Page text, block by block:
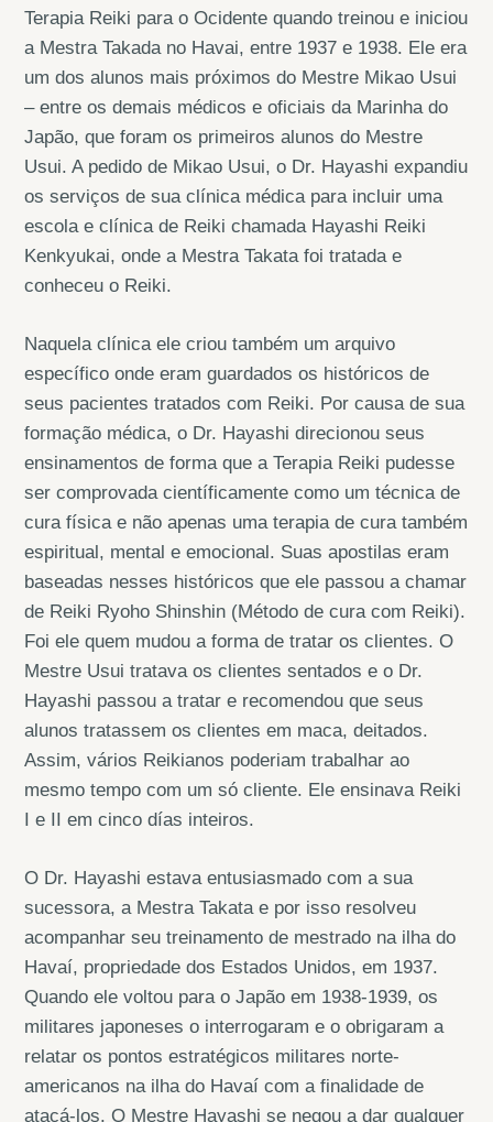
Terapia Reiki para o Ocidente quando treinou e iniciou
a Mestra Takada no Havai, entre 1937 e 1938. Ele era
um dos alunos mais próximos do Mestre Mikao Usui
– entre os demais médicos e oficiais da Marinha do
Japão, que foram os primeiros alunos do Mestre
Usui. A pedido de Mikao Usui, o Dr. Hayashi expandiu
os serviços de sua clínica médica para incluir uma
escola e clínica de Reiki chamada Hayashi Reiki
Kenkyukai, onde a Mestra Takata foi tratada e
conheceu o Reiki.
Naquela clínica ele criou também um arquivo
específico onde eram guardados os históricos de
seus pacientes tratados com Reiki. Por causa de sua
formação médica, o Dr. Hayashi direcionou seus
ensinamentos de forma que a Terapia Reiki pudesse
ser comprovada científicamente como um técnica de
cura física e não apenas uma terapia de cura também
espiritual, mental e emocional. Suas apostilas eram
baseadas nesses históricos que ele passou a chamar
de Reiki Ryoho Shinshin (Método de cura com Reiki).
Foi ele quem mudou a forma de tratar os clientes. O
Mestre Usui tratava os clientes sentados e o Dr.
Hayashi passou a tratar e recomendou que seus
alunos tratassem os clientes em maca, deitados.
Assim, vários Reikianos poderiam trabalhar ao
mesmo tempo com um só cliente. Ele ensinava Reiki
I e II em cinco días inteiros.
O Dr. Hayashi estava entusiasmado com a sua
sucessora, a Mestra Takata e por isso resolveu
acompanhar seu treinamento de mestrado na ilha do
Havaí, propriedade dos Estados Unidos, em 1937.
Quando ele voltou para o Japão em 1938-1939, os
militares japoneses o interrogaram e o obrigaram a
relatar os pontos estratégicos militares norte-
americanos na ilha do Havaí com a finalidade de
atacá-los. O Mestre Hayashi se negou a dar qualquer